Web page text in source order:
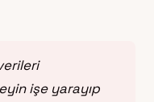
işe yarayıp